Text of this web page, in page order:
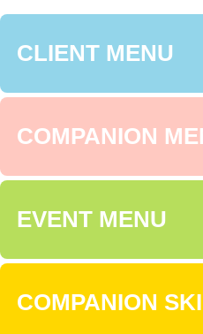
CLIENT MENU
COMPANION
EVENT MENU
COMPANION